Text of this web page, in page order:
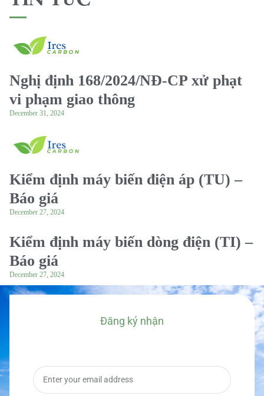
Nghị định 168/2024/NĐ-CP xử phạt
vi phạm giao thông
December 31, 2024
Kiểm định máy biến điện áp (TU) –
Báo giá
December 27, 2024
Kiểm định máy biến dòng điện (TI) –
Báo giá
December 27, 2024
Đăng ký nhận